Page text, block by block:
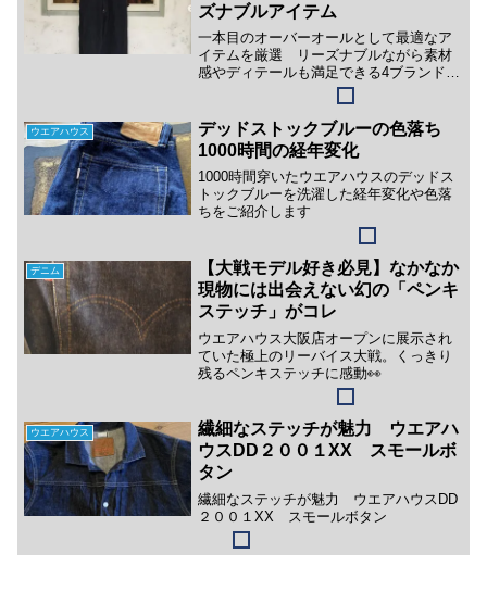
ズナブルアイテム
一本目のオーバーオールとして最適なア
イテムを厳選 リーズナブルながら素材
感やディテールも満足できる4ブランドを
ウエアハウス
デッドストックブルーの色落ち
1000時間の経年変化
1000時間穿いたウエアハウスのデッドス
トックブルーを洗濯した経年変化や色落
ちをご紹介します
デニム
【大戦モデル好き必見】なかなか
現物には出会えない幻の「ペンキ
ステッチ」がコレ
ウエアハウス大阪店オープンに展示され
ていた極上のリーバイス大戦。くっきり
残るペンキステッチに感動👀
ウエアハウス
繊細なステッチが魅力 ウエアハ
ウスDD２００１XX スモールボ
タン
繊細なステッチが魅力 ウエアハウスDD
２００１XX スモールボタン